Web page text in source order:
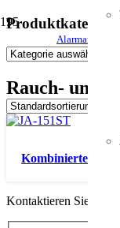
Alarmanlagen
Rauch- und
Kombinierter
Kontaktieren Sie uns,